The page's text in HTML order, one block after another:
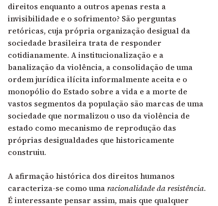
direitos enquanto a outros apenas resta a
invisibilidade e o sofrimento? São perguntas
retóricas, cuja própria organização desigual da
sociedade brasileira trata de responder
cotidianamente. A institucionalização e a
banalização da violência, a consolidação de uma
ordem jurídica ilícita informalmente aceita e o
monopólio do Estado sobre a vida e a morte de
vastos segmentos da população são marcas de uma
sociedade que normalizou o uso da violência de
estado como mecanismo de reprodução das
próprias desigualdades que historicamente
construiu.
A afirmação histórica dos direitos humanos
caracteriza-se como umaracionalidade da resistência.
É interessante pensar assim, mais que qualquer